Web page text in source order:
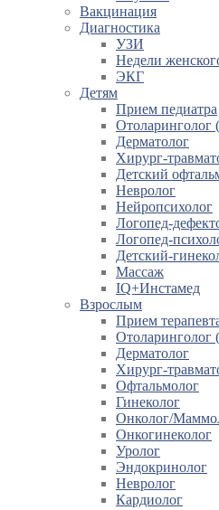
Вакцинация
Диагностика
УЗИ
Недели
ЭКГ
Детям
Прием педиатра
Дерматолог
Хирург-
Детский
Невролог
Нейропсихолог
Логопед-
Логопед-
Детский-
Массаж
IQ+Инстамед
Взрослым
Прием
Дерматолог
Хирург-
Офтальмолог
Гинеколог
Онколог/
Онкогинеколог
Уролог
Эндокринолог
Невролог
Кардиолог